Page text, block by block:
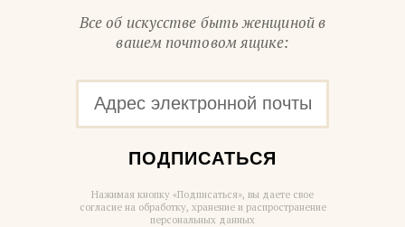
Все об искусстве быть женщиной в
вашем почтовом ящике:
ПОДПИСАТЬСЯ
Нажимая кнопку «Подписаться», вы даете свое
согласие на обработку, хранение и распространение
персональных данных